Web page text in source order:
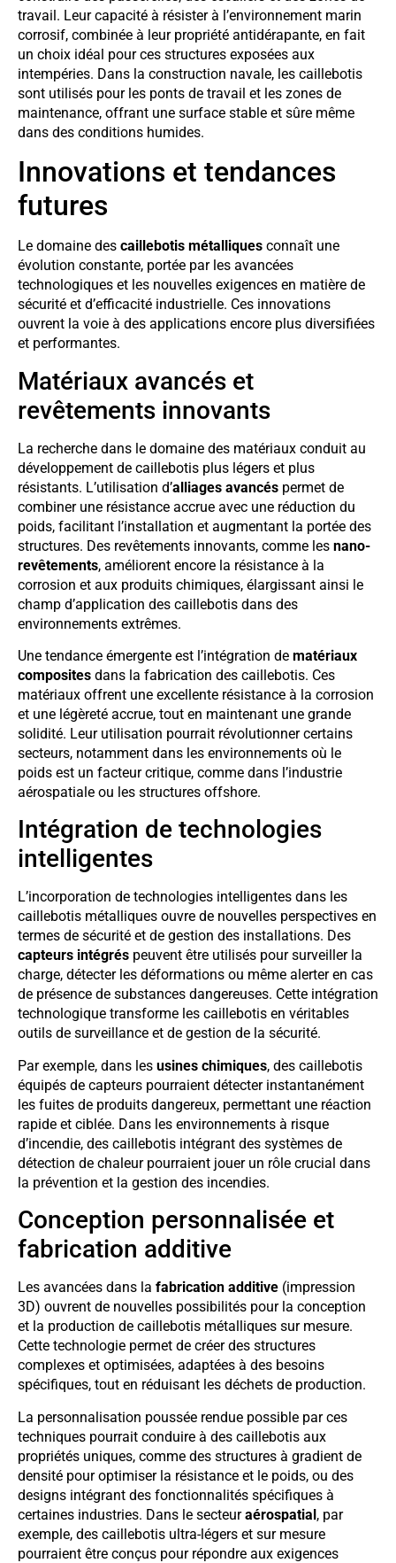
travail. Leur capacité à résister à l’environnement marin
corrosif, combinée à leur propriété antidérapante, en fait
un choix idéal pour ces structures exposées aux
intempéries. Dans la construction navale, les caillebotis
sont utilisés pour les ponts de travail et les zones de
maintenance, offrant une surface stable et sûre même
dans des conditions humides.
Innovations et tendances
futures
Le domaine des caillebotis métalliques connaît une
évolution constante, portée par les avancées
technologiques et les nouvelles exigences en matière de
sécurité et d’efficacité industrielle. Ces innovations
ouvrent la voie à des applications encore plus diversifiées
et performantes.
Matériaux avancés et
revêtements innovants
La recherche dans le domaine des matériaux conduit au
développement de caillebotis plus légers et plus
résistants. L’utilisation d’alliages avancés permet de
combiner une résistance accrue avec une réduction du
poids, facilitant l’installation et augmentant la portée des
structures. Des revêtements innovants, comme les nano-
revêtements, améliorent encore la résistance à la
corrosion et aux produits chimiques, élargissant ainsi le
champ d’application des caillebotis dans des
environnements extrêmes.
Une tendance émergente est l’intégration de matériaux
composites dans la fabrication des caillebotis. Ces
matériaux offrent une excellente résistance à la corrosion
et une légèreté accrue, tout en maintenant une grande
solidité. Leur utilisation pourrait révolutionner certains
secteurs, notamment dans les environnements où le
poids est un facteur critique, comme dans l’industrie
aérospatiale ou les structures offshore.
Intégration de technologies
intelligentes
L’incorporation de technologies intelligentes dans les
caillebotis métalliques ouvre de nouvelles perspectives en
termes de sécurité et de gestion des installations. Des
capteurs intégrés peuvent être utilisés pour surveiller la
charge, détecter les déformations ou même alerter en cas
de présence de substances dangereuses. Cette intégration
technologique transforme les caillebotis en véritables
outils de surveillance et de gestion de la sécurité.
Par exemple, dans les usines chimiques, des caillebotis
équipés de capteurs pourraient détecter instantanément
les fuites de produits dangereux, permettant une réaction
rapide et ciblée. Dans les environnements à risque
d’incendie, des caillebotis intégrant des systèmes de
détection de chaleur pourraient jouer un rôle crucial dans
la prévention et la gestion des incendies.
Conception personnalisée et
fabrication additive
Les avancées dans la fabrication additive (impression
3D) ouvrent de nouvelles possibilités pour la conception
et la production de caillebotis métalliques sur mesure.
Cette technologie permet de créer des structures
complexes et optimisées, adaptées à des besoins
spécifiques, tout en réduisant les déchets de production.
La personnalisation poussée rendue possible par ces
techniques pourrait conduire à des caillebotis aux
propriétés uniques, comme des structures à gradient de
densité pour optimiser la résistance et le poids, ou des
designs intégrant des fonctionnalités spécifiques à
certaines industries. Dans le secteuraérospatial, par
exemple, des caillebotis ultra-légers et sur mesure
pourraient être conçus pour répondre aux exigences